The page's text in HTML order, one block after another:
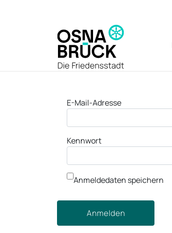
Anmeldung
E-Mail-Adresse
Kennwort
Anmeldedaten speichern
Anmelden